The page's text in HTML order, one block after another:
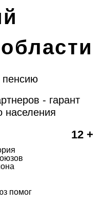
пенсию
- гарант
населения
12 +
помог